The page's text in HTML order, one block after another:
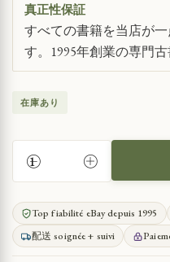
真正性保証
すべての書籍を当店が
す。1995年創業の専門古
在庫あり
ナ
ル
ド・
ハ
Top fiabilité eBay depuis 1995
配送 soignée + suivi